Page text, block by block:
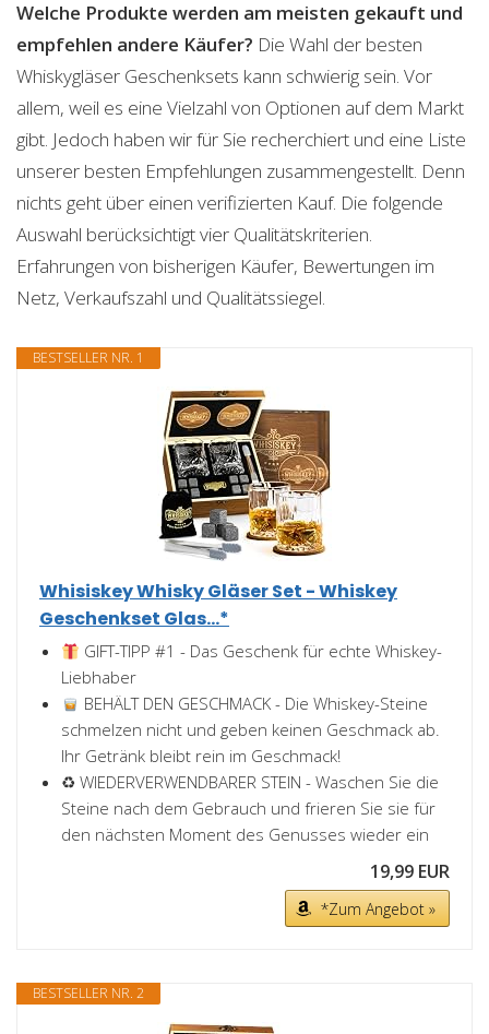
Welche Produkte werden am meisten gekauft und
empfehlen andere Käufer? Die Wahl der besten
Whiskygläser Geschenksets kann schwierig sein. Vor
allem, weil es eine Vielzahl von Optionen auf dem Markt
gibt. Jedoch haben wir für Sie recherchiert und eine Liste
unserer besten Empfehlungen zusammengestellt. Denn
nichts geht über einen verifizierten Kauf. Die folgende
Auswahl berücksichtigt vier Qualitätskriterien.
Erfahrungen von bisherigen Käufer, Bewertungen im
Netz, Verkaufszahl und Qualitätssiegel.
BESTSELLER NR. 1
Whisiskey Whisky Gläser Set - Whiskey
Geschenkset Glas...*
GIFT-TIPP #1 - Das Geschenk für echte Whiskey-
Liebhaber
BEHÄLT DEN GESCHMACK - Die Whiskey-Steine
schmelzen nicht und geben keinen Geschmack ab.
Ihr Getränk bleibt rein im Geschmack!
♻ WIEDERVERWENDBARER STEIN - Waschen Sie die
Steine nach dem Gebrauch und frieren Sie sie für
den nächsten Moment des Genusses wieder ein
19,99 EUR
*Zum Angebot »
BESTSELLER NR. 2